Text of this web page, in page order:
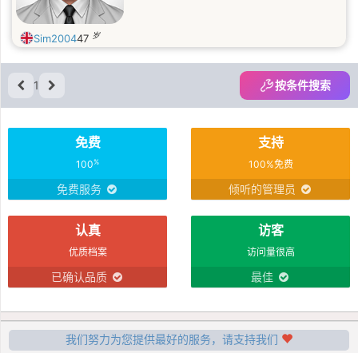
Sim200447 岁
1 按条件搜索
免费
100%
免费服务
支持
100%免费
倾听的管理员
认真
优质档案
已确认品质
访客
访问量很高
最佳
我们努力为您提供最好的服务，请支持我们